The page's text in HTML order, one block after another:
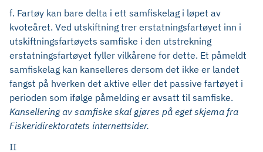
f. Fartøy kan bare delta i ett samfiskelag i løpet av
kvoteåret. Ved utskiftning trer erstatningsfartøyet inn i
utskiftningsfartøyets samfiske i den utstrekning
erstatningsfartøyet fyller vilkårene for dette. Et påmeldt
samfiskelag kan kanselleres dersom det ikke er landet
fangst på hverken det aktive eller det passive fartøyet i
perioden som ifølge påmelding er avsatt til samfiske.
Kansellering av samfiske skal gjøres på eget skjema fra
Fiskeridirektoratets internettsider.
II